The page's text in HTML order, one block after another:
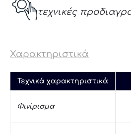
τεχνικές
Χαρακτηριστικά
Τεχνικά χαρακτηριστικά
Φινίρισμα